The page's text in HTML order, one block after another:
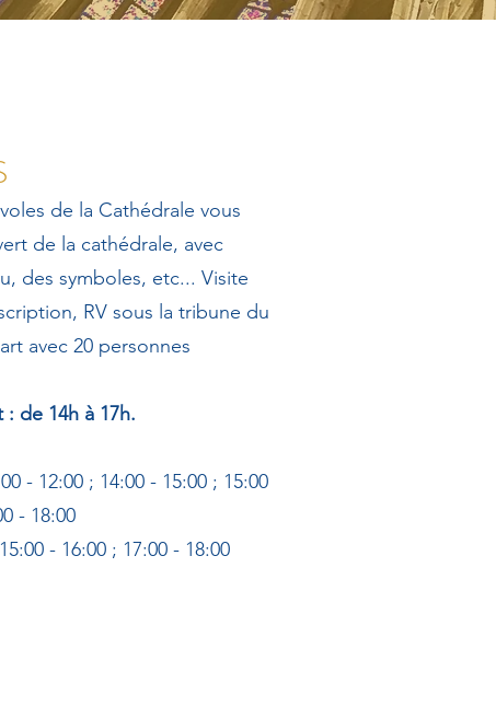
de la Cathédrale vous
de la cathédrale, avec
des symboles, etc... Visite
RV sous la tribune du
avec 20 personnes
de 14h à 17h.
- 12:00 ; 14:00 - 15:00 ; 15:00
- 18:00
- 16:00 ; 17:00 - 18:00